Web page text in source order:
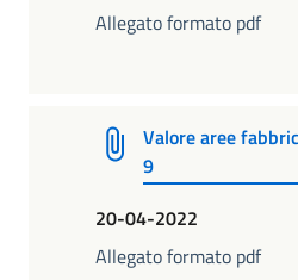
Allegato formato pdf
Valore aree
9
20-04-2022
Allegato formato pdf